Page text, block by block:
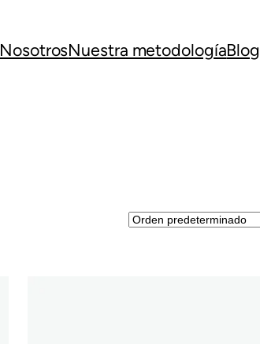
NosotrosNuestra metodologíaBlog